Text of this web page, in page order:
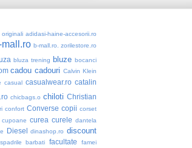
adidasi-haine-accesorii.ro
mall.ro b-mall.ro. zorilestore.ro
bluza trening bluze bocanci
cadou cadouri Calvin Klein
casual casualwear.ro catalin
chicbags.o chiloti Christian
confort Converse copii corset
cupoane curea curele dantela
Diesel dinashop.ro discount
barbati facultate famei